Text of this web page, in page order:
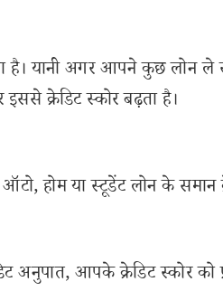
है। यानी अगर आपने कुछ लोन ले
क्रेडिट स्कोर बढ़ता है।
होम या स्टूडेंट लोन के समान
अनुपात, आपके क्रेडिट स्कोर को